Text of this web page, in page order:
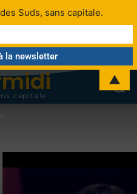
capitale
Suds, sans capitale.
▲